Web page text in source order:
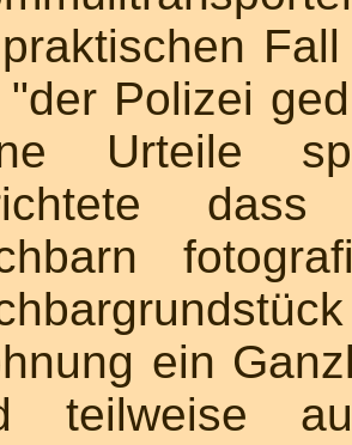
"der Polizei
Urteile
ein
teilweise